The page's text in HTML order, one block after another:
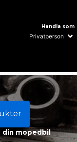
Handla som
mopedbil